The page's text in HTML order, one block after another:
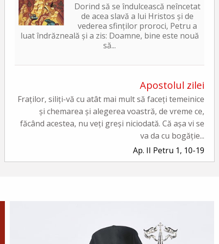
Dorind să se îndulcească neîncetat
de acea slavă a lui Hristos și de
vederea sfinților proroci, Petru a
luat îndrăzneală și a zis: Doamne, bine este nouă
să...
Apostolul zilei
Fraților, siliți-vă cu atât mai mult să faceți temeinice
și chemarea și alegerea voastră, de vreme ce,
făcând acestea, nu veți greși niciodată. Că așa vi se
va da cu bogăție...
Ap. II Petru 1, 10-19
Ev. Matei 17, 1-9